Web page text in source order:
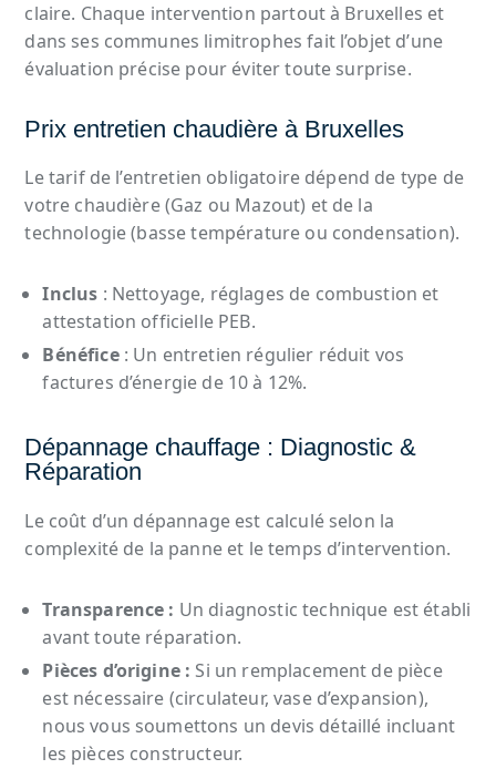
claire. Chaque intervention partout à Bruxelles et
dans ses communes limitrophes fait l’objet d’une
évaluation précise pour éviter toute surprise.
Prix entretien chaudière à Bruxelles
Le tarif de l’entretien obligatoire dépend de type de
votre chaudière (Gaz ou Mazout) et de la
technologie (basse température ou condensation).
Inclus : Nettoyage, réglages de combustion et
attestation officielle PEB.
Bénéfice: Un entretien régulier réduit vos
factures d’énergie de 10 à 12%.
Dépannage chauffage : Diagnostic &
Réparation
Le coût d’un dépannage est calculé selon la
complexité de la panne et le temps d’intervention.
Transparence : Un diagnostic technique est établi
avant toute réparation.
Pièces d’origine : Si un remplacement de pièce
est nécessaire (circulateur, vase d’expansion),
nous vous soumettons un devis détaillé incluant
les pièces constructeur.